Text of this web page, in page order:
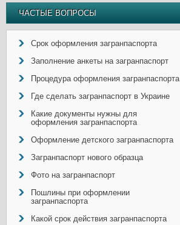
ЧАСТЫЕ ВОПРОСЫ
Срок оформления загранпаспорта
Заполнение анкеты на загранпаспорт
Процедура оформления загранпаспорта
Где сделать загранпаспорт в Украине
Какие документы нужны для
оформления загранпаспорта
Оформление детского загранпаспорта
Загранпаспорт нового образца
Фото на загранпаспорт
Пошлины при оформлении
загранпаспорта
Какой срок действия загранпаспорта